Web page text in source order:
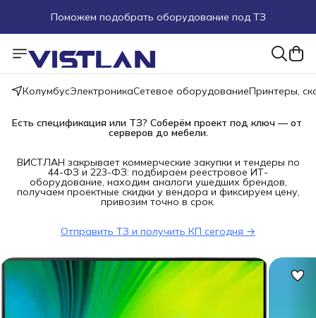
Поможем подобрать оборудование под ТЗ
Пуско-наладочные работы
Пришлите запрос на e-mail или в чат
Более 100 000 позиций в наличии и под заказ
КолумбусЭлектроникаСетевое оборудованиеПринтеры,
Есть спецификация или ТЗ? Соберём проект под ключ — от
серверов до мебели.
ВИСТЛАН закрывает коммерческие закупки и тендеры по
44-ФЗ и 223-ФЗ: подбираем реестровое ИТ-
оборудование, находим аналоги ушедших брендов,
получаем проектные скидки у вендора и фиксируем цену,
привозим точно в срок.
Отправить ТЗ и получить КП сегодня →